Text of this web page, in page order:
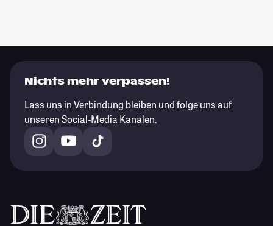
Nichts mehr verpassen!
Lass uns in Verbindung bleiben und folge uns auf
unseren Social-Media Kanälen.